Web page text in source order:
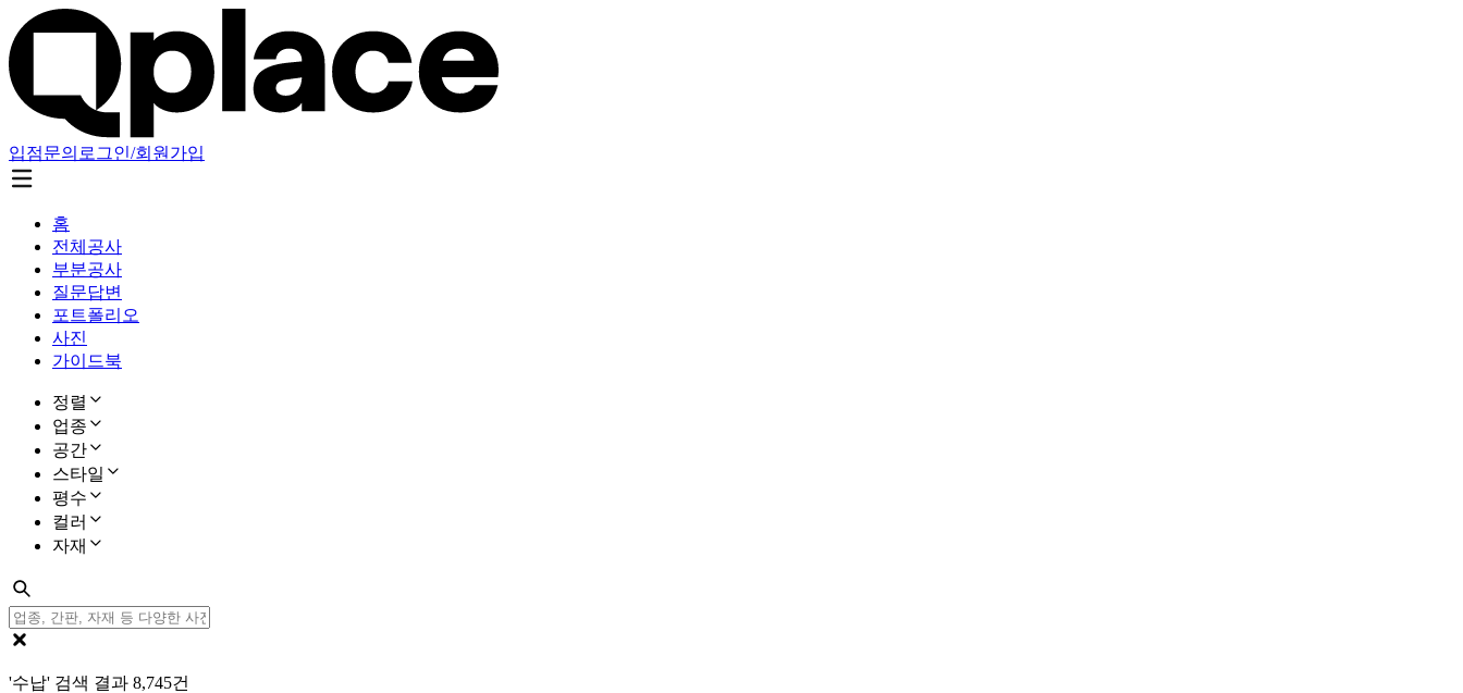
입점문의 로그인/회원가입
홈
전체공사
부분공사
질문답변
포트폴리오
사진
가이드북
정렬
업종
공간
스타일
평수
컬러
자재
'수납' 검색 결과 8,745건